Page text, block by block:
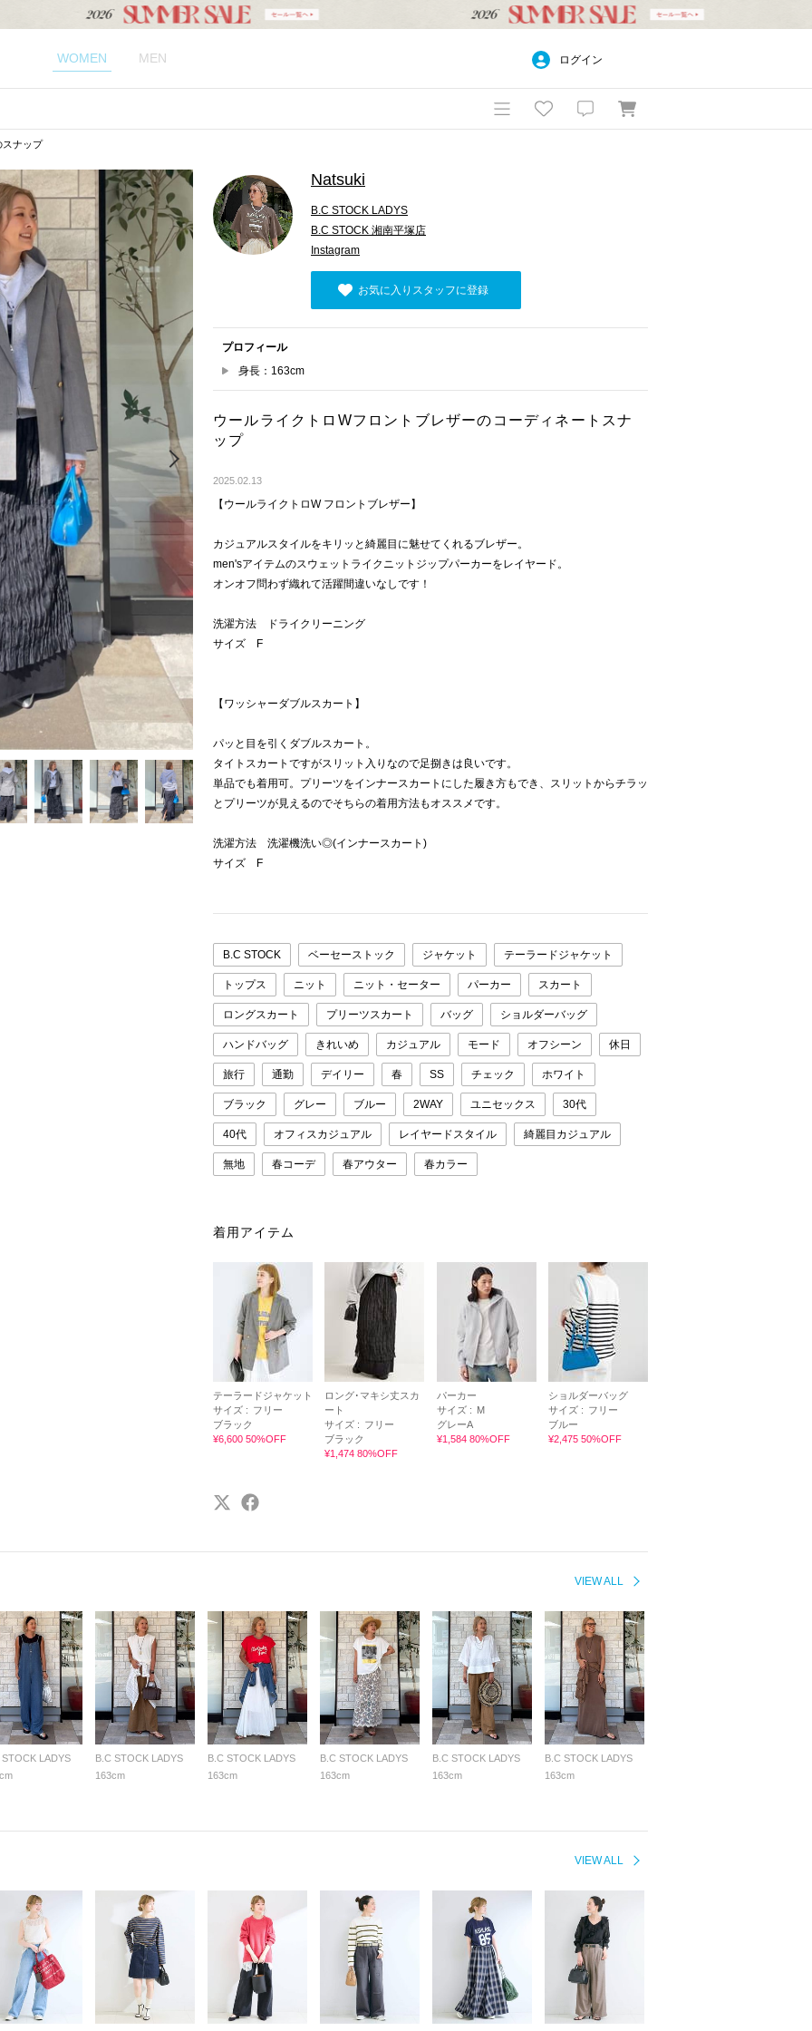
WOMEN MEN ログイン
スナップ
Natsuki
B.C STOCK LADYS
B.C STOCK 湘南平塚店
Instagram
お気に入りスタッフに登録
プロフィール
身長：163cm
ウールライクトロWフロントブレザーのコーディネートスナ
ップ
2025.02.13
【ウールライクトロW フロントブレザー】
カジュアルスタイルをキリッと綺麗目に魅せてくれるブレザー。
men'sアイテムのスウェットライクニットジップパーカーをレイヤード。
オンオフ問わず織れて活躍間違いなしです！
洗濯方法 ドライクリーニング
サイズ F
【ワッシャーダブルスカート】
パッと目を引くダブルスカート。
タイトスカートですがスリット入りなので足捌きは良いです。
単品でも着用可。プリーツをインナースカートにした履き方もでき、スリットからチラッ
とプリーツが見えるのでそちらの着用方法もオススメです。
洗濯方法 洗濯機洗い◎(インナースカート)
サイズ F
B.C STOCK ベーセーストック ジャケット テーラードジャケット
トップス ニット ニット・セーター パーカー スカート
ロングスカート プリーツスカート バッグ ショルダーバッグ
ハンドバッグ きれいめ カジュアル モード オフシーン 休日
旅行 通勤 デイリー 春 SS チェック ホワイト
ブラック グレー ブルー 2WAY ユニセックス 30代
40代 オフィスカジュアル レイヤードスタイル 綺麗目カジュアル
無地 春コーデ 春アウター 春カラー
着用アイテム
テーラードジャケット
サイズ : フリー
ブラック
¥6,600 50%OFF
ロング･マキシ丈スカ
ート
サイズ : フリー
ブラック
¥1,474 80%OFF
パーカー
サイズ : M
グレーA
¥1,584 80%OFF
ショルダーバッグ
サイズ : フリー
ブルー
¥2,475 50%OFF
VIEW ALL
STOCK LADYS
B.C STOCK LADYS
163cm
B.C STOCK LADYS
163cm
B.C STOCK LADYS
163cm
B.C STOCK LADYS
163cm
B.C STOCK LADYS
163cm
VIEW ALL